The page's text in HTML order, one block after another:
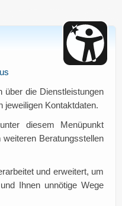
über die Dienstleistungen
jeweiligen Kontaktdaten.
diesem Menüpunkt
Beratungsstellen
und erweitert, um
Ihnen unnötige Wege